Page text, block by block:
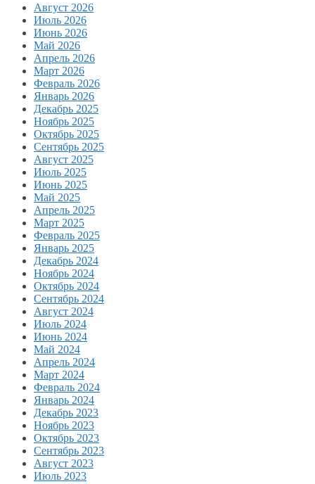
Август 2026
Июль 2026
Июнь 2026
Май 2026
Апрель 2026
Март 2026
Февраль 2026
Январь 2026
Декабрь 2025
Ноябрь 2025
Октябрь 2025
Сентябрь 2025
Август 2025
Июль 2025
Июнь 2025
Май 2025
Апрель 2025
Март 2025
Февраль 2025
Январь 2025
Декабрь 2024
Ноябрь 2024
Октябрь 2024
Сентябрь 2024
Август 2024
Июль 2024
Июнь 2024
Май 2024
Апрель 2024
Март 2024
Февраль 2024
Январь 2024
Декабрь 2023
Ноябрь 2023
Октябрь 2023
Сентябрь 2023
Август 2023
Июль 2023